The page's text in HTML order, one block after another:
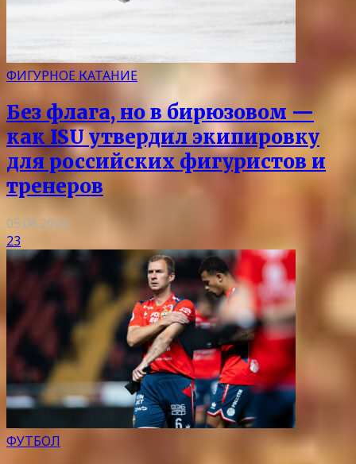
ФИГУРНОЕ КАТАНИЕ
Без флага, но в бирюзовом —
как ISU утвердил экипировку
для российских фигуристов и
тренеров
05.08.2026
23
ФУТБОЛ